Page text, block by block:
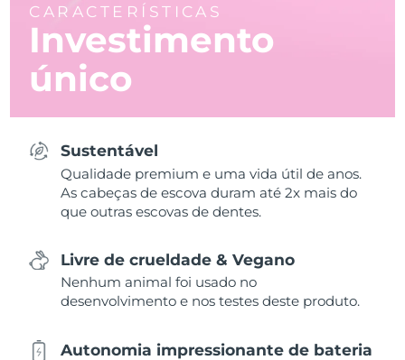
CARACTERÍSTICAS
Investimento
único
Sustentável
Qualidade premium e uma vida útil de anos.
As cabeças de escova duram até 2x mais do
que outras escovas de dentes.
Livre de crueldade & Vegano
Nenhum animal foi usado no
desenvolvimento e nos testes deste produto.
Autonomia impressionante de bateria